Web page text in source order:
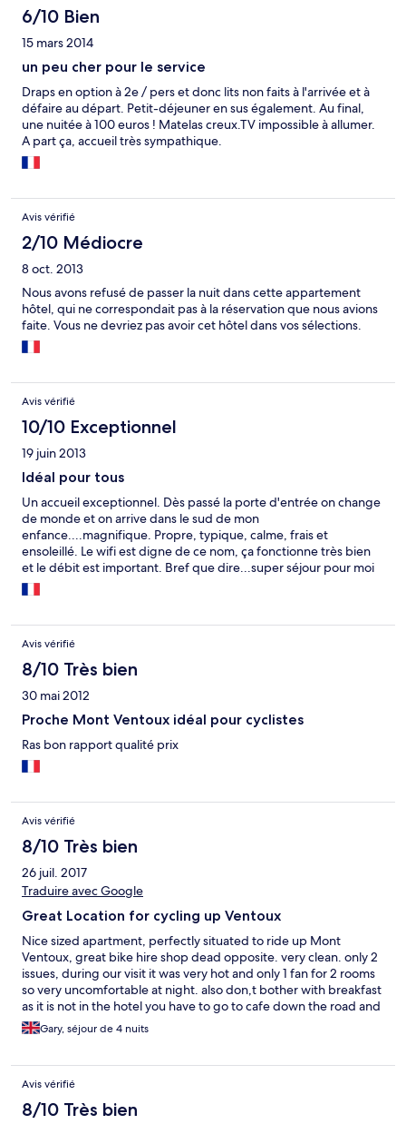
6/10 Bien
15 mars 2014
un peu cher pour le service
Draps en option à 2e / pers et donc lits non faits à l'arrivée et à
défaire au départ. Petit-déjeuner en sus également. Au final,
une nuitée à 100 euros ! Matelas creux.TV impossible à allumer.
A part ça, accueil très sympathique.
Avis vérifié
2/10 Médiocre
8 oct. 2013
Nous avons refusé de passer la nuit dans cette appartement
hôtel, qui ne correspondait pas à la réservation que nous avions
faite. Vous ne devriez pas avoir cet hôtel dans vos sélections.
Avis vérifié
10/10 Exceptionnel
19 juin 2013
Idéal pour tous
Un accueil exceptionnel. Dès passé la porte d'entrée on change
de monde et on arrive dans le sud de mon
enfance....magnifique. Propre, typique, calme, frais et
ensoleillé. Le wifi est digne de ce nom, ça fonctionne très bien
et le débit est important. Bref que dire...super séjour pour moi
qui conviendra très bien à tous, que l'on soit seul ou en famille.
Avis vérifié
8/10 Très bien
30 mai 2012
Proche Mont Ventoux idéal pour cyclistes
Ras bon rapport qualité prix
Avis vérifié
8/10 Très bien
26 juil. 2017
Traduire avec Google
Great Location for cycling up Ventoux
Nice sized apartment, perfectly situated to ride up Mont
Ventoux, great bike hire shop dead opposite. very clean. only 2
issues, during our visit it was very hot and only 1 fan for 2 rooms
so very uncomfortable at night. also don,t bother with breakfast
as it is not in the hotel you have to go to cafe down the road and
all you get is 1 croissant and a piece of french stick. lots of
patisseries that open very early nearer.
Gary, séjour de 4 nuits
Avis vérifié
8/10 Très bien